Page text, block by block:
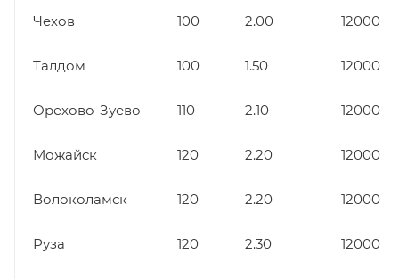
Чехов 100 2.00 12000
Талдом 100 1.50 12000
Орехово-Зуево 110 2.10 12000
Можайск 120 2.20 12000
Волоколамск 120 2.20 12000
Руза 120 2.30 12000